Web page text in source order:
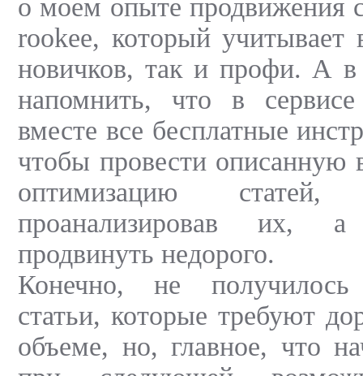
о моем опыте продвижения
rookee, который учитывает
новичков, так и профи. А в
напомнить, что в
вместе все бесплатные
чтобы провести описанную
оптимизацию статей,
проанализировав их,
продвинуть недорого.
Конечно, не получилось
статьи, которые требуют
объеме, но, главное, что